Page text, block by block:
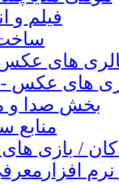
فیلم و
های
های عکس
بخش صدا و
منابع
/ بازی
افزار